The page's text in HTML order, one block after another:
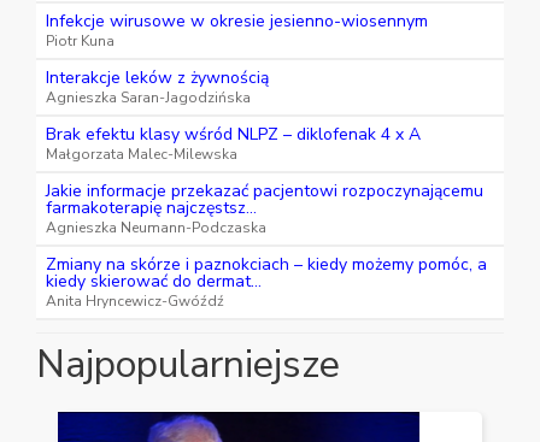
Infekcje wirusowe w okresie jesienno-wiosennym
Piotr Kuna
Interakcje leków z żywnością
Agnieszka Saran-Jagodzińska
Brak efektu klasy wśród NLPZ – diklofenak 4 x A
Małgorzata Malec-Milewska
Jakie informacje przekazać pacjentowi rozpoczynającemu
farmakoterapię najczęstsz...
Agnieszka Neumann-Podczaska
Zmiany na skórze i paznokciach – kiedy możemy pomóc, a
kiedy skierować do dermat...
Anita Hryncewicz-Gwóźdź
Najpopularniejsze